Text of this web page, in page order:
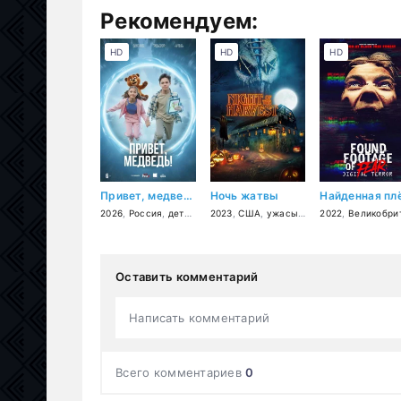
Рекомендуем:
Привет, медведь!
2026 Россия детский ,семейный
HD
Ночь жатвы
2023 ,США ужасы триллер ,драма
HD
2022
HD
Оставить комментарий
Написать комментарий
Всего комментариев0